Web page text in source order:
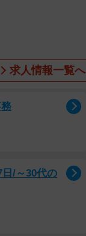
求人情報一覧へ
/～30代の